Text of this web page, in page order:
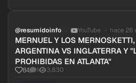
@resumidoinfo YouTube hace 26
MERNUEL Y LOS MERNOSKETTI,
ARGENTINA VS INGLATERRA Y
PROHIBIDAS EN ATLANTA"
84 1 3,830